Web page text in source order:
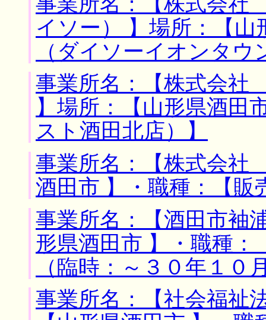
イソー） 】場所：【山
（ダイソーイオンタウ
事業所名：【株式会
】場所：【山形県酒田
スト酒田北店）】
事業所名：【株式会
酒田市 】・職種：【販
事業所名：【酒田市袖
形県酒田市 】・職種
（臨時：～３０年１０
事業所名：【社会福祉